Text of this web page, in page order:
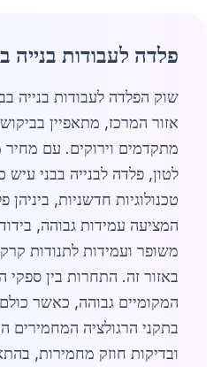
פלדה לעבודות בנייה
שוק הפלדה לעבודות בנייה
אזור המרכז, מתאפיין בביקוש
לטון, פלדה לבנייה בבני עיש
המציעה עמידות גבוהה,
משופר ועמידות לתנודות
באזור זה. התחרות בין ספקי
המקומיים גבוהה, כאשר
בתקני הרגולציה המחמירים
ובדיקות חוזק מחמירות,